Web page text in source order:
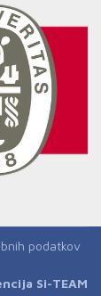
podatkov
Si-TEAM